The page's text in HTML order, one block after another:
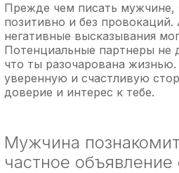
Прежде чем писать мужчине,
позитивно и без провокаций.
негативные высказывания
Потенциальные партнеры не
что ты разочарована
уверенную и счастливую
доверие и интерес к тебе.
Мужчина
частное